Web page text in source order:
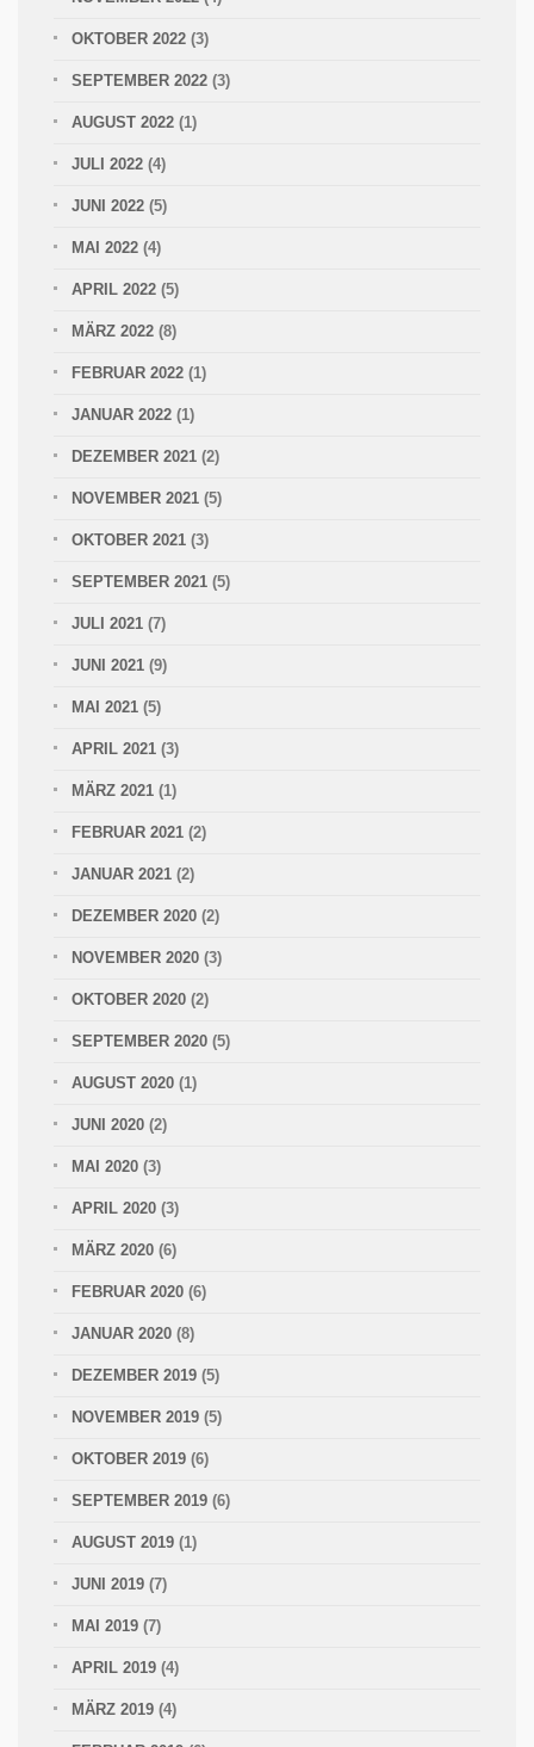
OKTOBER 2022 (3)
SEPTEMBER 2022 (3)
AUGUST 2022 (1)
JULI 2022 (4)
JUNI 2022 (5)
MAI 2022 (4)
APRIL 2022 (5)
MÄRZ 2022 (8)
FEBRUAR 2022 (1)
JANUAR 2022 (1)
DEZEMBER 2021 (2)
NOVEMBER 2021 (5)
OKTOBER 2021 (3)
SEPTEMBER 2021 (5)
JULI 2021 (7)
JUNI 2021 (9)
MAI 2021 (5)
APRIL 2021 (3)
MÄRZ 2021 (1)
FEBRUAR 2021 (2)
JANUAR 2021 (2)
DEZEMBER 2020 (2)
NOVEMBER 2020 (3)
OKTOBER 2020 (2)
SEPTEMBER 2020 (5)
AUGUST 2020 (1)
JUNI 2020 (2)
MAI 2020 (3)
APRIL 2020 (3)
MÄRZ 2020 (6)
FEBRUAR 2020 (6)
JANUAR 2020 (8)
DEZEMBER 2019 (5)
NOVEMBER 2019 (5)
OKTOBER 2019 (6)
SEPTEMBER 2019 (6)
AUGUST 2019 (1)
JUNI 2019 (7)
MAI 2019 (7)
APRIL 2019 (4)
MÄRZ 2019 (4)